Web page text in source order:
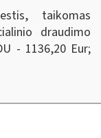
taikomas
draudimo
- 1136,20 Eur;